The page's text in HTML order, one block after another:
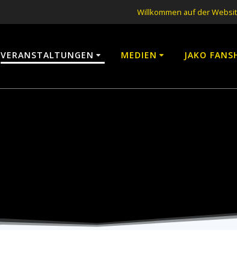
Willkommen auf der
VERANSTALTUNGEN MEDIEN JAKO